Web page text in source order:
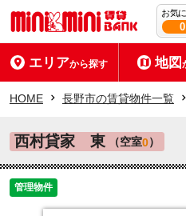
お気
0
エリアから探す 地図
HOME 長野市の賃貸物件一覧
西村貸家 東 （空室0）
管理物件